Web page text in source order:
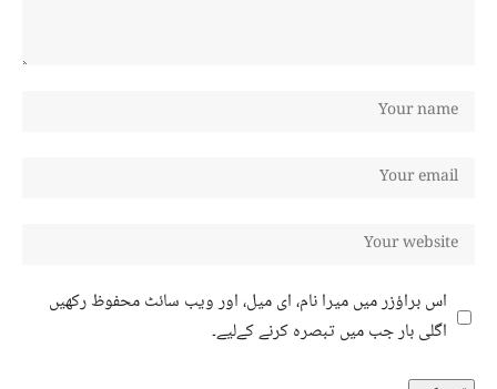
اس براؤزر میں میرا نام، ای میل، اور ویب سائٹ محفوظ رکھیں
اگلی بار جب میں تبصرہ کرنے کےلیے۔